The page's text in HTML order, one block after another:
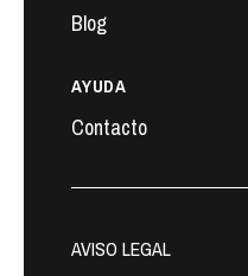
Blog
AYUDA
Contacto
AVISO LEGAL